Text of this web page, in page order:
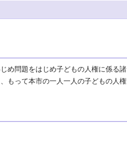
め問題をはじめ子どもの人権に係る諸
もって本市の一人一人の子どもの人権